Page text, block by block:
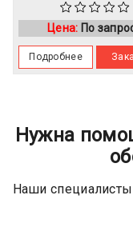
Цена: По
Подробнее
Нужна
Наши